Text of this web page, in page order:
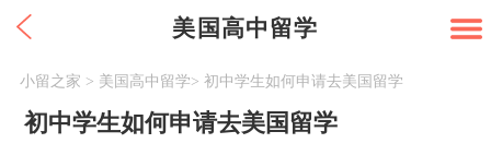
美国高中留学
小留之家 > 美国高中留学> 初中学生如何申请去美国留学
初中学生如何申请去美国留学